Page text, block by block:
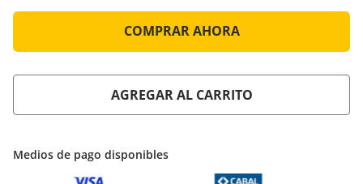
COMPRAR AHORA
AGREGAR AL CARRITO
Medios de pago disponibles